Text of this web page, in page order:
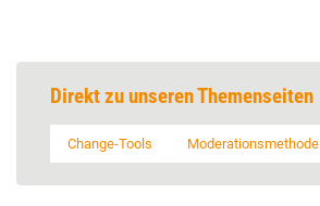
Direkt zu unseren Themenseiten
Change-Tools Moderationsmethode